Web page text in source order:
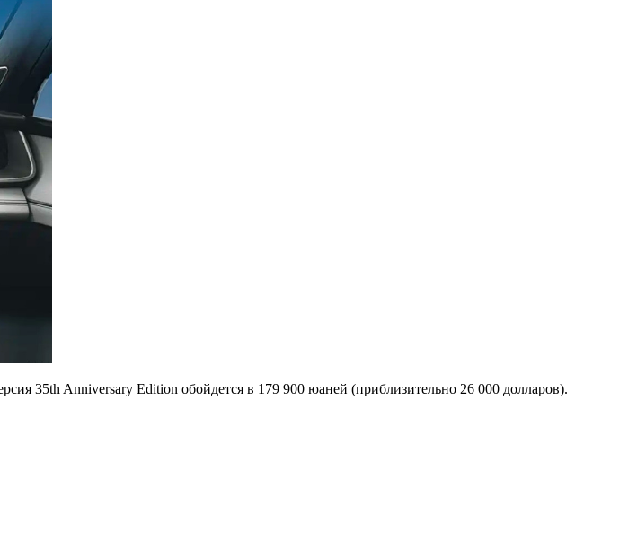
35th Anniversary Edition обойдется в 179 900 юаней (приблизительно 26 000 долларов).